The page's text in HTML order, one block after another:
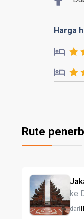
Harga
Rute
ke
dari